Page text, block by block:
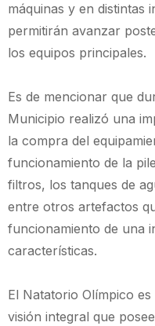
máquinas y en distintas
permitirán avanzar
los equipos principales.
Es de mencionar que
Municipio realizó una
la compra del
funcionamiento de la
filtros, los tanques de
entre otros artefactos
funcionamiento de una
características.
El Natatorio Olímpico
visión integral que